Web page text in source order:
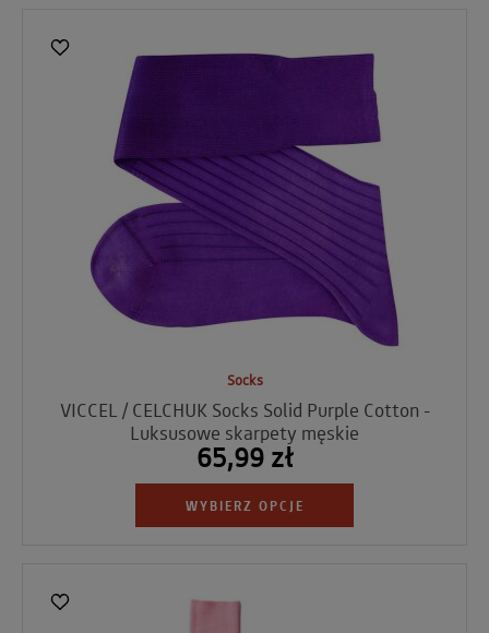
Socks
VICCEL / CELCHUK Socks Solid Purple Cotton -
Luksusowe skarpety męskie
65,99 zł
WYBIERZ OPCJE